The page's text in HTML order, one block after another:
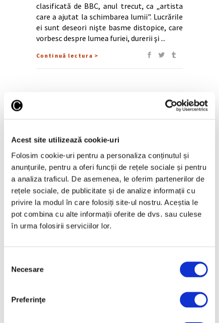
Acest site utilizează cookie-uri
Folosim cookie-uri pentru a personaliza conținutul și
anunțurile, pentru a oferi funcții de rețele sociale și pentru
a analiza traficul. De asemenea, le oferim partenerilor de
rețele sociale, de publicitate și de analize informații cu
privire la modul în care folosiți site-ul nostru. Aceștia le
pot combina cu alte informații oferite de dvs. sau culese
în urma folosirii serviciilor lor.
consimțământului
Necesare
Preferinţe
clasificată de BBC, anul trecut, ca „artista
care a ajutat la schimbarea lumii". Lucrările
ei sunt deseori nişte basme distopice, care
vorbesc despre lumea furiei, durerii şi
Continuă lectura >
21 Iulie 2021
Retrospectivă Paula Rego la
La început de iulie, s-a deschis la Tate
retrospectivă a artistei britanice de origine
portugheză Paula Rego, încununindu-i cele